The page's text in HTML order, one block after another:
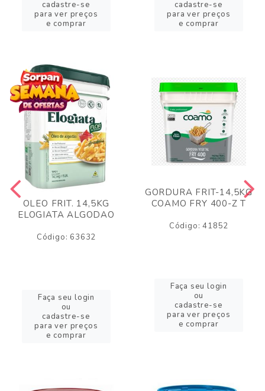
cadastre-se
para ver preços
e comprar
cadastre-se
para ver preços
e comprar
OLEO FRIT. 14,5KG
ELOGIATA ALGODAO
Código: 63632
Faça seu login
ou
cadastre-se
para ver preços
e comprar
GORDURA FRIT-14,5KG
COAMO FRY 400-Z T
Código: 41852
Faça seu login
ou
cadastre-se
para ver preços
e comprar